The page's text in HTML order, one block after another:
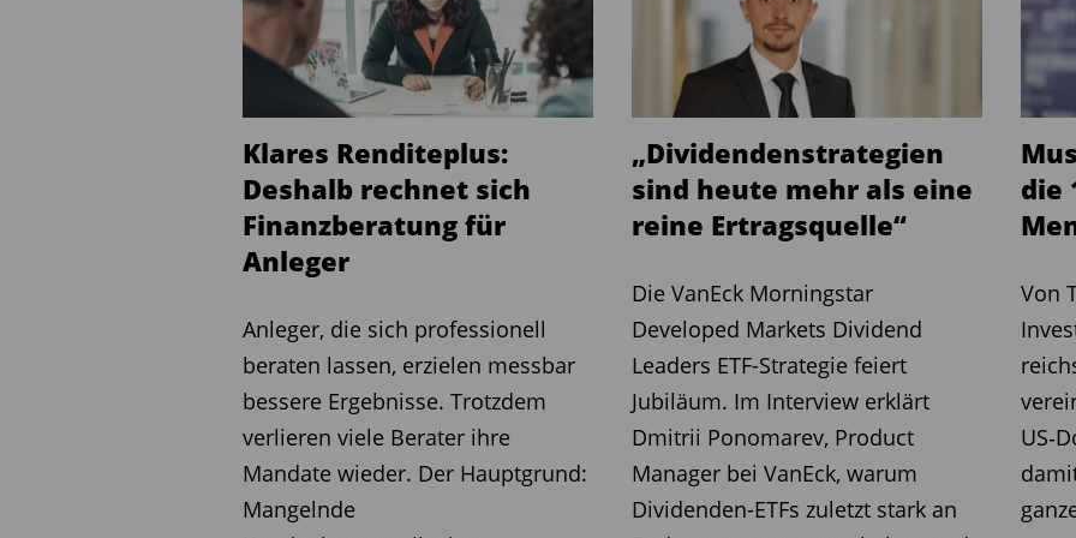
Inhaltlich schließt die DIN 77223 an die DIN 77230 „Basis-
Finanzanalyse für Privathaushalte“ an, nimmt einzelne Teilbereiche
– etwa die Ergebnisdarstellung – aber noch einmal konkreter in
den Blick. Der methodische Ansatz umfasst dabei drei
übergeordnete Prozessschritte: Datenaufnahme,
Datenaufbereitung und abschließende Ergebnisdarstellung.
Im ersten Schritt werden die notwendigen Daten zur
Risikoprofilierung mittels Tabellen erhoben. Dazu zählen
beispielsweise die finanzielle Situation des Anlegers, seine
Kenntnisse und Erfahrungen mit einzelnen Vermögensanlagen, die
generelle Risikobereitschaft sowie Anlagebetrag, -zweck, -dauer
und Liquidierbarkeit der geplanten Investition.
Im zweiten Schritt wird das Know-how des Anlegers unter
Klares Renditeplus:
Deshalb rechnet sich
Finanzberatung für
Anleger
Anleger, die sich professionell
beraten lassen, erzielen messbar
bessere Ergebnisse. Trotzdem
verlieren viele Berater ihre
Mandate wieder. Der Hauptgrund:
Mangelnde
„Dividendenstrategien
sind heute mehr als eine
reine Ertragsquelle“
Die VanEck Morningstar
Developed Markets Dividend
Leaders ETF-Strategie feiert
Jubiläum. Im Interview erklärt
Dmitrii Ponomarev, Product
Manager bei VanEck, warum
Dividenden-ETFs zuletzt stark an
die
Von